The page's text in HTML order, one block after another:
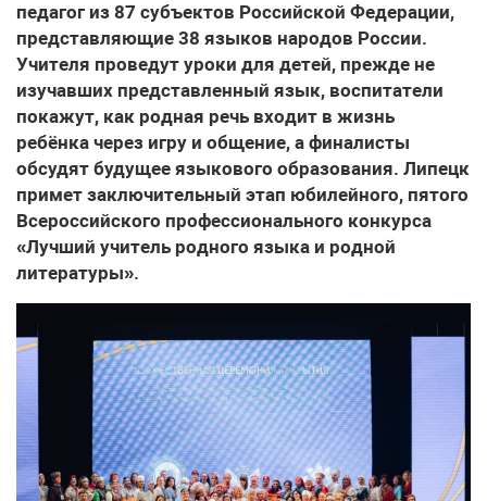
педагог из 87 субъектов Российской Федерации,
представляющие 38 языков народов России.
Учителя проведут уроки для детей, прежде не
изучавших представленный язык, воспитатели
покажут, как родная речь входит в жизнь
ребёнка через игру и общение, а финалисты
обсудят будущее языкового образования. Липецк
примет заключительный этап юбилейного, пятого
Всероссийского профессионального конкурса
«Лучший учитель родного языка и родной
литературы».